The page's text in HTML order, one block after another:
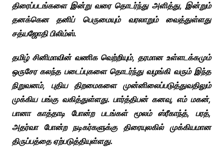
திரைப்படங்களை இன்று வரை தொடர்ந்து அளித்து, இன்றும்
தனக்கென தனிப் பெருமையும் வரலாறும் வைத்துள்ளது
சத்யஜோதி பிலிம்ஸ்.
தமிழ் சினிமாவின் வணிக வெற்றியும், தரமான உள்ளடக்கமும்
ஒருசேர கலந்த படைப்புகளை தொடர்ந்து வழங்கி வரும் இந்த
நிறுவனம், புதிய திறமைகளை முன்னிலைப்படுத்துவதிலும்
முக்கிய பங்கு வகித்துள்ளது. பார்த்திபன் கனவு, எம் மகன்,
பானா காத்தாடி போன்ற படங்கள் மூலம் ஸ்ரீகாந்த், பரத்,
அதர்வா போன்ற நடிகர்களுக்கு திரையுலகில் முக்கியமான
திருப்பத்தை ஏற்படுத்தியுள்ளது.